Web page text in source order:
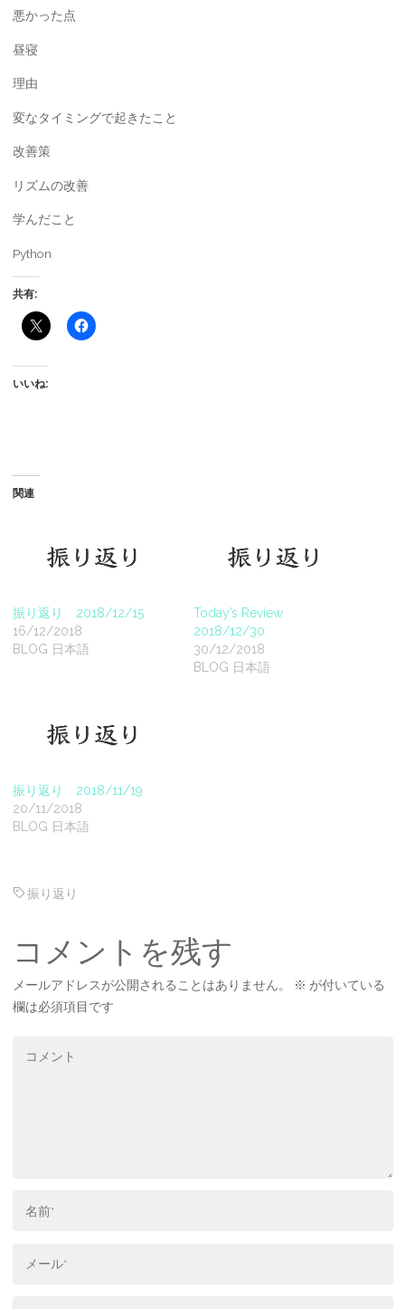
悪かった点
昼寝
理由
変なタイミングで起きたこと
改善策
リズムの改善
学んだこと
Python
共有:
いいね:
関連
振り返り 2018/12/15
16/12/2018
BLOG 日本語
Today’s Review
2018/12/30
30/12/2018
BLOG 日本語
振り返り 2018/11/19
20/11/2018
BLOG 日本語
振り返り
コメントを残す
メールアドレスが公開されることはありません。 ※ が付いている
欄は必須項目です